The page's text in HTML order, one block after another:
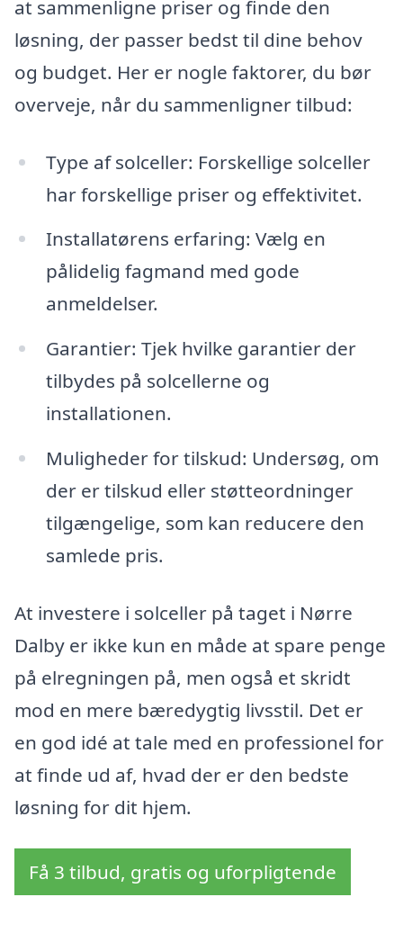
at sammenligne priser og finde den
løsning, der passer bedst til dine behov
og budget. Her er nogle faktorer, du bør
overveje, når du sammenligner tilbud:
Type af solceller: Forskellige solceller
har forskellige priser og effektivitet.
Installatørens erfaring: Vælg en
pålidelig fagmand med gode
anmeldelser.
Garantier: Tjek hvilke garantier der
tilbydes på solcellerne og
installationen.
Muligheder for tilskud: Undersøg, om
der er tilskud eller støtteordninger
tilgængelige, som kan reducere den
samlede pris.
At investere i solceller på taget i Nørre
Dalby er ikke kun en måde at spare penge
på elregningen på, men også et skridt
mod en mere bæredygtig livsstil. Det er
en god idé at tale med en professionel for
at finde ud af, hvad der er den bedste
løsning for dit hjem.
Få 3 tilbud, gratis og uforpligtende